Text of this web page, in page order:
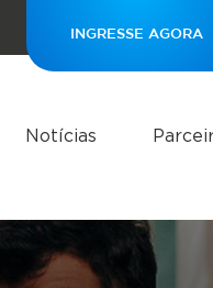
INGRESSE AGORA
Notícias